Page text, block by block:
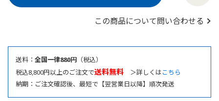
この商品について問い合わせる
送料： 全国一律880円 （税込）
税込8,800円以上のご注文で送料無料 ＞詳しくはこちら
納期：ご注文確認後、最短で【翌営業日以降】順次発送